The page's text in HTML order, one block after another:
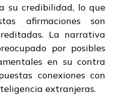
su credibilidad, lo que
afirmaciones son
La narrativa
por posibles
en su contra
conexiones con
extranjeras.